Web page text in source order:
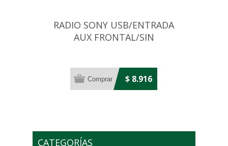
RADIO SONY USB/ENTRADA
AUX FRONTAL/SIN
$ 8.916
CATEGORÍAS